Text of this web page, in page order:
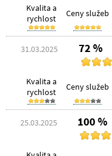
Kvalita a
rychlost
Ceny služeb
31.03.2025 72 %
Kvalita a
rychlost
Ceny služeb
25.03.2025 100 %